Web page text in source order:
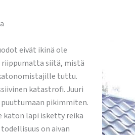
eivät ikinä ole
riippumatta siitä, mistä
tuttu.
katastrofi. Juuri
pikimmiten.
katon läpi isketty reikä
on aivan